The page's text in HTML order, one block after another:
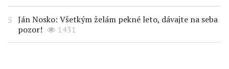
Ján Nosko: Všetkým želám pekné leto, dávajte na seba
pozor!
1431